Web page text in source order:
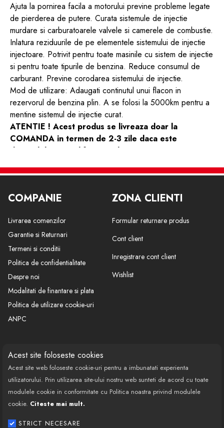
Acest site foloseste cookies
Acest site web foloseste cookie-uri pentru a imbunatati experienta
utilizatorului. Prin utilizarea site-ului nostru web sunteti de acord cu toate
modulele cookie in conformitate cu Politica noastra privind modulele
cookie. Citeste mai mult.
STRICT NECESARE
Ajuta la pornirea facila a motorului previne probleme legate
de pierderea de putere. Curata sistemule de injectie
murdare si carburatoarele valvele si camerele de combustie.
Inlatura reziduurile de pe elementele sistemului de injectie
injectoare. Potrivit pentru toate masinile cu sistem de injectie
si pentru toate tipurile de benzina. Reduce consumul de
carburant. Previne corodarea sistemului de injectie.
Mod de utilizare: Adaugati continutul unui flacon in
rezervorul de benzina plin. A se folosi la 5000km pentru a
mentine sistemul de injectie curat.
ATENTIE ! Acest produs se livreaza doar la
COMANDA in termen de 2-3 zile daca este
disponibil in stocul furnizorului .
catre un reprezentat de vanzari bestautovest care
disponibilitate si livrare .
COMPANIE
Livrarea comenzilor
Garantie si Returnari
Termeni si conditii
Politica de confidentialitate
Despre noi
Modalitati de finantare si plata
Politica de utilizare cookie-uri
ANPC
ZONA CLIENTI
Formular returnare produs
Cont client
Inregistrare cont client
Wishlist
CONTACT
Call Center: 0377 100 941
Program de lucru: Luni-Vineri
08:00 - 18:00
Email: contact@bestautovest.ro